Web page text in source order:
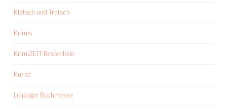
Klatsch und Tratsch
Krimis
KrimiZEIT-Bestenliste
Kunst
Leipziger Buchmesse